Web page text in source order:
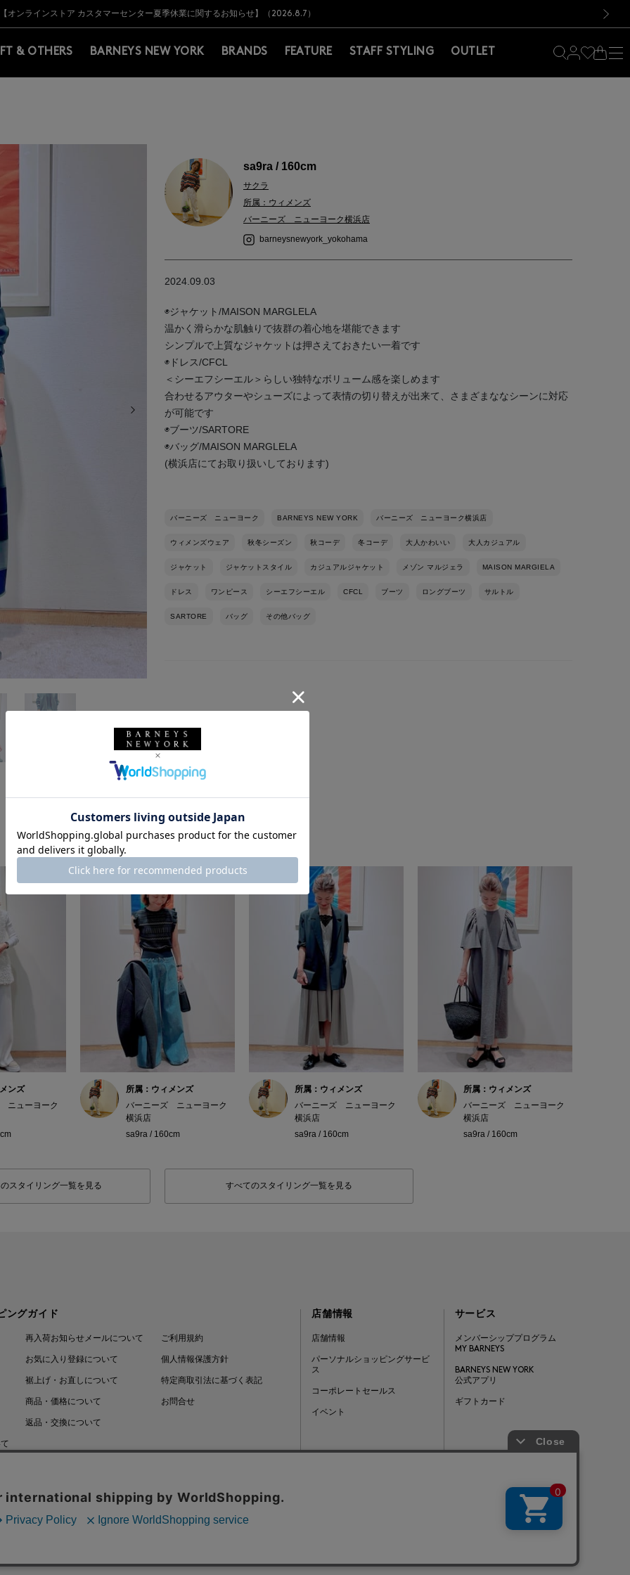
BARNEYS＞会員のお客様は11,000円（税込）以上のお買上げで常時送料無料！お買い物の際は会員登録を！
【夏季休業に伴う出荷一時停止のお知らせ】(2026.8.7)
【オンラインストア カスタマーセンター夏季休業に関するお知らせ】（2026.8.7）
【夏季休業に伴う返品・交換承り一時停止のお知らせ】（2026.8.5）
熊本県を中心とした地震の影響によるお荷物のお届けについて
【開催中】SUMMER SALEのご案内・ご注意事項
BARNEYS＞会員のお客様は11,000円（税込）以上のお買上げで常時送料無料！お買い物の際は会員登録を！
【夏季休業に伴う出荷一時停止のお知らせ】(2026.8.7)
& OTHERS BARNEYS NEW YORK BRANDS FEATURE STAFF STYLING OUTLET
sa9ra / 160cm
サクラ
所属：ウィメンズ
バーニーズ ニューヨーク横浜店
barneysnewyork_yokohama
2024.09.03
◉ジャケット/MAISON MARGLELA
温かく滑らかな肌触りで抜群の着心地を堪能できます
シンプルで上質なジャケットは押さえておきたい一着です
◉ドレス/CFCL
＜シーエフシーエル＞らしい独特なボリューム感を楽しめます
合わせるアウターやシューズによって表情の切り替えが出来て、さまざまななシーンに対応
が可能です
◉ブーツ/SARTORE
◉バッグ/MAISON MARGLELA
(横浜店にてお取り扱いしております)
バーニーズ ニューヨーク BARNEYS NEW YORK バーニーズ ニューヨーク横浜店
ウィメンズウェア 秋冬シーズン 秋コーデ 冬コーデ 大人かわいい 大人カジュアル
ジャケット ジャケットスタイル カジュアルジャケット メゾン マルジェラ MAISON MARGIELA
ドレス ワンピース シーエフシーエル CFCL ブーツ ロングブーツ サルトル
SARTORE バッグ その他バッグ
このスタッフの他のスタイリング
ンズ
ニューヨーク
所属：ウィメンズ
バーニーズ ニューヨーク
横浜店
sa9ra / 160cm
所属：ウィメンズ
バーニーズ ニューヨーク
横浜店
sa9ra / 160cm
所属：ウィメンズ
バーニーズ ニューヨーク
横浜店
sa9ra / 160cm
スタイリング一覧を見る すべてのスタイリング一覧を見る
ングガイド
再入荷お知らせメールについて
お気に入り登録について
裾上げ・お直しについて
商品・価格について
返品・交換について
ご利用規約
個人情報保護方針
特定商取引法に基づく表記
お問合せ
店舗情報
店舗情報
パーソナルショッピングサービ
ス
コーポレートセールス
イベント
サービス
メンバーシッププログラム
MY BARNEYS
BARNEYS NEW YORK
公式アプリ
ギフトカード